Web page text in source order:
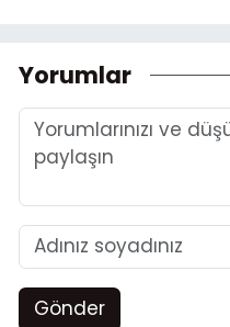
Yorumlar
Gönder